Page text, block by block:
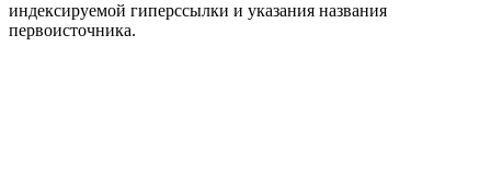
индексируемой гиперссылки и указания названия
первоисточника.